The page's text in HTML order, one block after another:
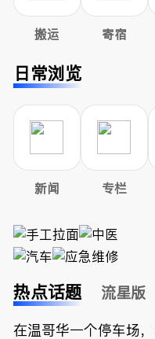
搬运 寄宿
日常浏览
新闻 专栏
热点话题 流星版
在温哥华一个停车场